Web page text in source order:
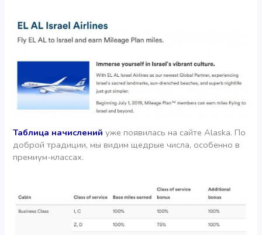
Таблица начислений уже появилась на сайте Alaska. По
доброй традиции, мы видим щедрые числа, особенно в
премиум-классах.